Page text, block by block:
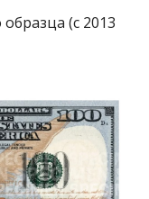
(с 2013